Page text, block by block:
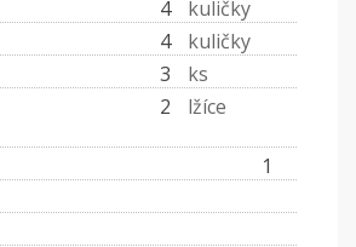
4
kuličky
4
kuličky
3
ks
2
lžíce
1